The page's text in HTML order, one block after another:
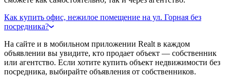
Как купить офис, нежилое помещение на ул. Горная без
посредника?
На сайте и в мобильном приложении Realt в каждом
объявлении вы увидите, кто продает объект — собственник
или агентство. Если хотите купить объект недвижимости без
посредника, выбирайте объявления от собственников.